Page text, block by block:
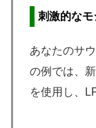
刺激的な
あなたのサ
の例では、
を使用し、